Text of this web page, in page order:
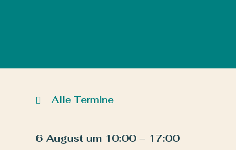
Alle Termine
6 August um 10:00 – 17:00